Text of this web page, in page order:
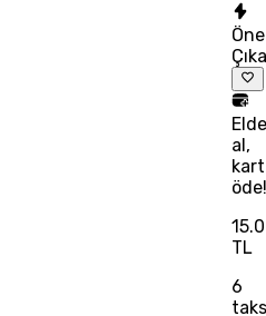
Öne
al,
TL
6